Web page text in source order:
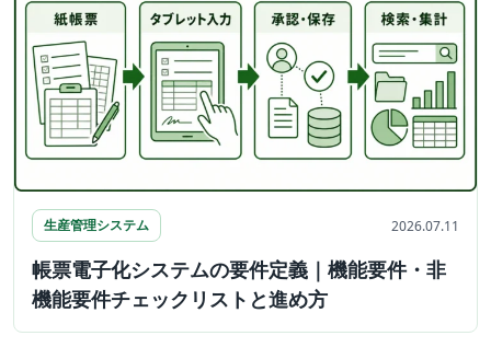
生産管理システム 2026.07.11
帳票電子化システムの要件定義｜機能要件・非
機能要件チェックリストと進め方